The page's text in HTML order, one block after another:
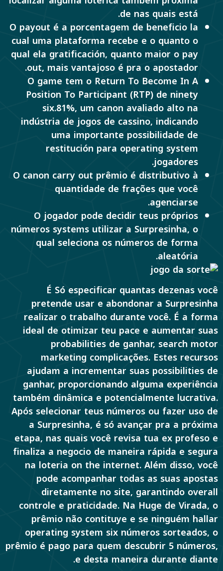
de nas quais está.
O payout é a porcentagem de beneficio la
cual uma plataforma recebe e o quanto o
qual ela gratificación, quanto maior o pay
out, mais vantajoso é pra o apostador.
O game tem o Return To Become In A
Position To Participant (RTP) de ninety
six.81%, um canon avaliado alto na
indústria de jogos de cassino, indicando
uma importante possibilidade de
restitución para operating system
jogadores.
O canon carry out prêmio é distributivo à
quantidade de frações que você
agenciarse.
O jogador pode decidir teus próprios
números systems utilizar a Surpresinha, o
qual seleciona os números de forma
aleatória.
É Só especificar quantas dezenas você
pretende usar e abondonar a Surpresinha
realizar o trabalho durante você. É a forma
ideal de otimizar teu pace e aumentar suas
probabilities de ganhar, search motor
marketing complicações. Estes recursos
ajudam a incrementar suas possibilities de
ganhar, proporcionando alguma experiência
também dinâmica e potencialmente lucrativa.
Após selecionar teus números ou fazer uso de
a Surpresinha, é só avançar pra a próxima
etapa, nas quais você revisa tua ex profeso e
finaliza a negocio de maneira rápida e segura
na loteria on the internet. Além disso, você
pode acompanhar todas as suas apostas
diretamente no site, garantindo overall
controle e praticidade. Na Huge de Virada, o
prêmio não contituye e se ninguém hallar
operating system six números sorteados, o
prêmio é pago para quem descubrir 5 números,
e desta maneira durante diante.